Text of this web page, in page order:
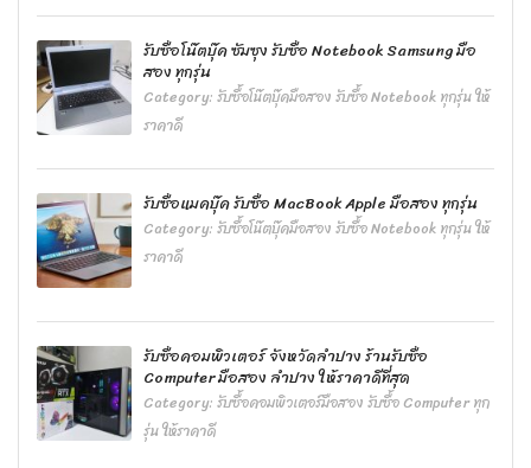
รับซื้อโน๊ตบุ๊ค ซัมซุง รับซื้อ Notebook Samsung มือ
สอง ทุกรุ่น
Category:รับซื้อโน๊ตบุ๊คมือสอง รับซื้อ Notebook ทุกรุ่น ให้
ราคาดี
รับซื้อแมคบุ๊ค รับซื้อ MacBook Apple มือสอง ทุกรุ่น
Category:รับซื้อโน๊ตบุ๊คมือสอง รับซื้อ Notebook ทุกรุ่น ให้
ราคาดี
รับซื้อคอมพิวเตอร์ จังหวัดลำปาง ร้านรับซื้อ
Computer มือสอง ลำปาง ให้ราคาดีที่สุด
Category:รับซื้อคอมพิวเตอร์มือสอง รับซื้อ Computer ทุก
รุ่น ให้ราคาดี